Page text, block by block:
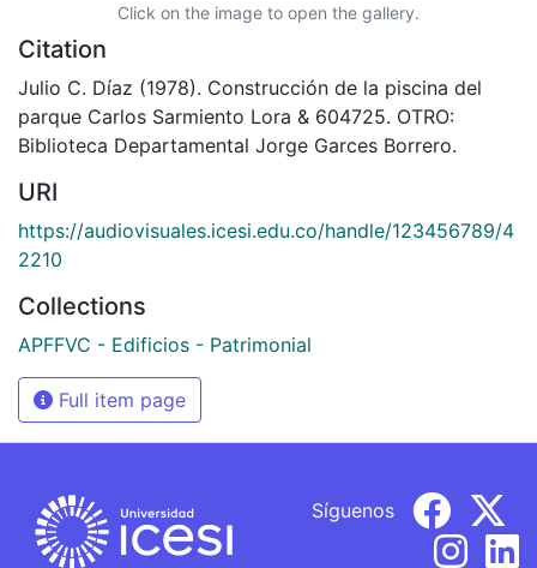
Click on the image to open the gallery.
Citation
Julio C. Díaz (1978). Construcción de la piscina del
parque Carlos Sarmiento Lora & 604725. OTRO:
Biblioteca Departamental Jorge Garces Borrero.
URI
https://audiovisuales.icesi.edu.co/handle/123456789/4
2210
Collections
APFFVC - Edificios - Patrimonial
Full item page
Síguenos